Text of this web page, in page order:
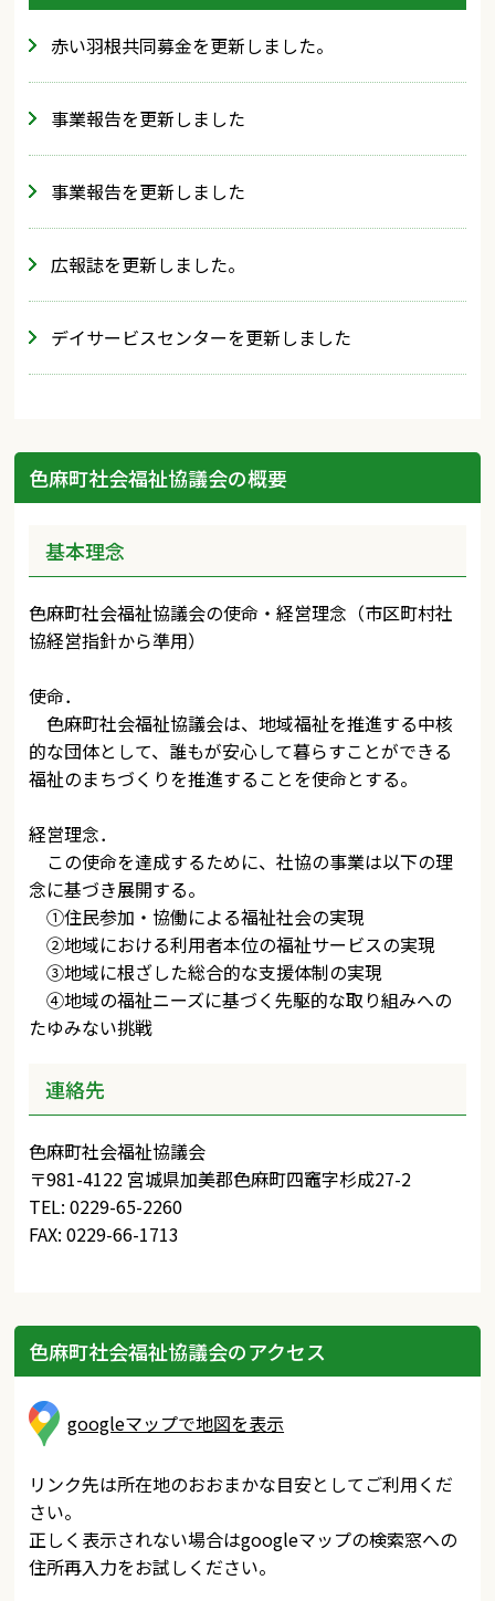
赤い羽根共同募金を更新しました。
事業報告を更新しました
事業報告を更新しました
広報誌を更新しました。
デイサービスセンターを更新しました
色麻町社会福祉協議会の概要
基本理念
色麻町社会福祉協議会の使命・経営理念（市区町村社
協経営指針から準用）
使命．
色麻町社会福祉協議会は、地域福祉を推進する中核
的な団体として、誰もが安心して暮らすことができる
福祉のまちづくりを推進することを使命とする。
経営理念．
この使命を達成するために、社協の事業は以下の理
念に基づき展開する。
①住民参加・協働による福祉社会の実現
②地域における利用者本位の福祉サービスの実現
③地域に根ざした総合的な支援体制の実現
④地域の福祉ニーズに基づく先駆的な取り組みへの
たゆみない挑戦
連絡先
色麻町社会福祉協議会
〒981-4122 宮城県加美郡色麻町四竈字杉成27-2
TEL: 0229-65-2260
FAX: 0229-66-1713
色麻町社会福祉協議会のアクセス
googleマップで地図を表示
リンク先は所在地のおおまかな目安としてご利用くだ
さい。
正しく表示されない場合はgoogleマップの検索窓への
住所再入力をお試しください。